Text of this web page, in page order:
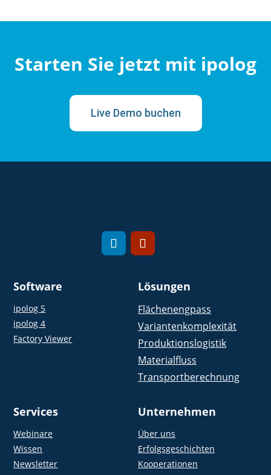
l
-
Starten Sie jetzt mit ipolog
Live Demo buchen
Software
ipolog 5
ipolog 4
Factory Viewer
Lösungen
Flächenengpass
Variantenkomplexität
Produktionslogistik
Materialfluss
Transportberechnung
Services
Webinare
Wissen
Newsletter
Unternehmen
Über uns
Erfolgsgeschichten
Kooperationen